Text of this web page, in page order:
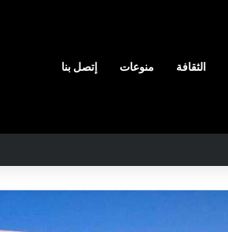
الثقافة منوعات إتصل بنا